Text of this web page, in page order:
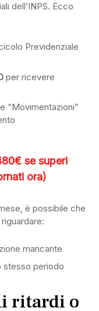
dell’INPS. Ecco
Previdenziale
per ricevere
“Movimentazioni”
se superi
ora)
è possibile che
mancante
stesso periodo
ritardi o